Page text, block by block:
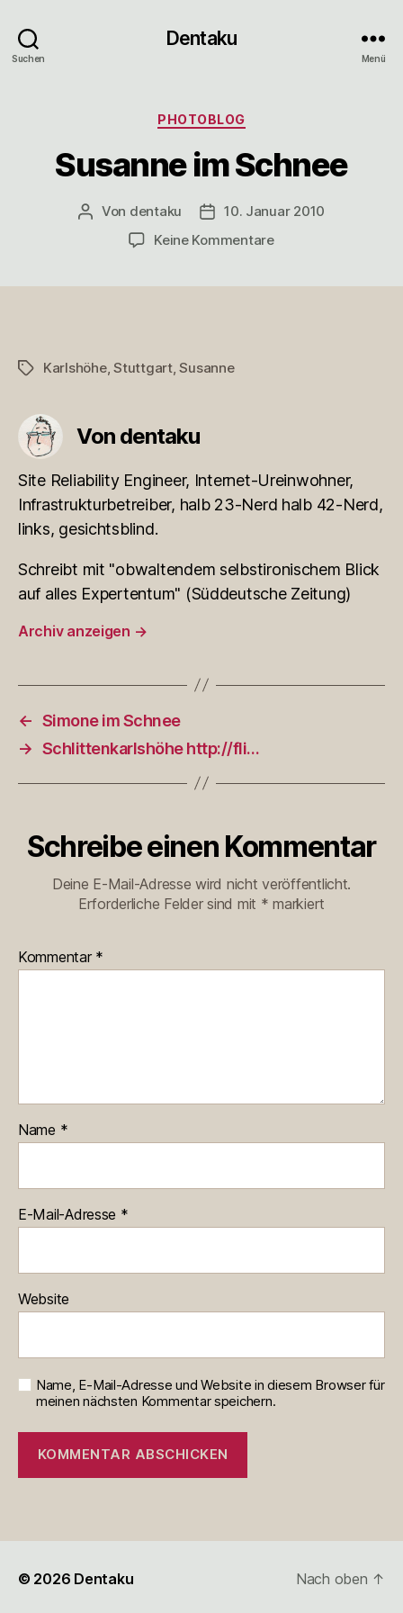
Suchen
Dentaku
Menü
Kategorien
PHOTOBLOG
Susanne im Schnee
Beitragsautor
Von dentaku Veröffentlichungsdatum
10. Januar 2010
Keine Kommentarezu
Schlagwörter
Karlshöhe,Stuttgart,Susanne
Von dentaku
Site Reliability Engineer, Internet-Ureinwohner,
Infrastrukturbetreiber, halb 23-Nerd halb 42-Nerd,
links, gesichtsblind.
Schreibt mit "obwaltendem selbstironischem Blick
auf alles Expertentum" (Süddeutsche Zeitung)
Archiv anzeigen →
← Simone im Schnee
→ Schlittenkarlshöhe http://fli…
Schreibe einen Kommentar
Deine E-Mail-Adresse wird nicht veröffentlicht.
Erforderliche Felder sind mit * markiert
Kommentar *
Name *
E-Mail-Adresse *
Website
Name, E-Mail-Adresse und Website in diesem Browser für
meinen nächsten Kommentar speichern.
© 2026 Dentaku Nach oben ↑